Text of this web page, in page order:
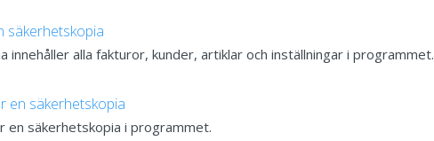
säkerhetskopia
innehåller alla fakturor, kunder, artiklar och inställningar i programmet.
en säkerhetskopia
en säkerhetskopia i programmet.